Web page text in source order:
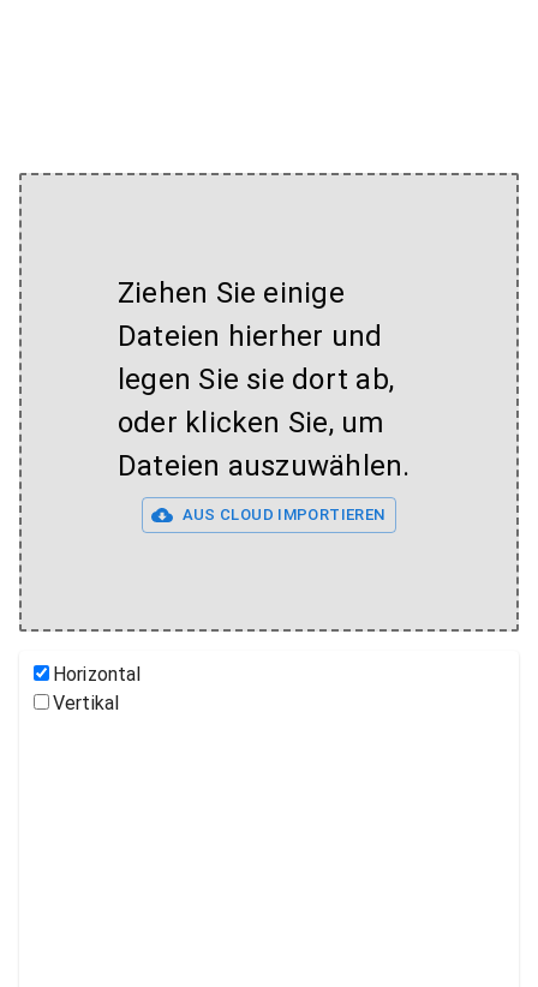
Ziehen Sie einige
Dateien hierher und
legen Sie sie dort ab,
oder klicken Sie, um
Dateien auszuwählen.
AUS CLOUD IMPORTIEREN
Horizontal
Vertikal